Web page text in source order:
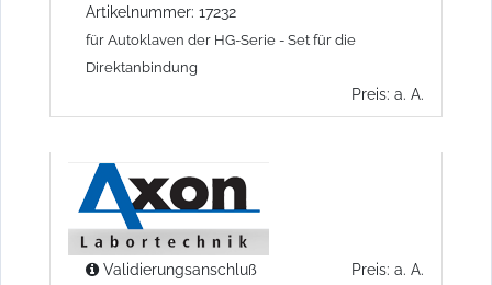
Artikelnummer: 17232
für Autoklaven der HG-Serie - Set für die
Direktanbindung
Preis: a. A.
Validierungsanschluß
Preis: a. A.